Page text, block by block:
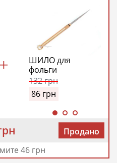
ШИЛО для
фольги
132грн
86 грн
Продано
46 грн